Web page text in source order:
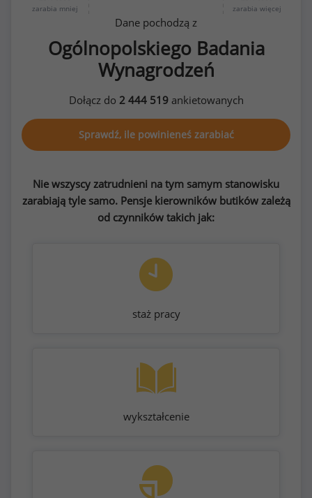
zarabia mniej
zarabia więcej
Dane pochodzą z
Ogólnopolskiego Badania
Wynagrodzeń
Dołącz do 2 444 519ankietowanych
Sprawdź, ile powinieneś zarabiać
Nie wszyscy zatrudnieni na tym samym stanowisku
zarabiają tyle samo. Pensje kierowników butików zależą
od czynników takich jak:
staż pracy
wykształcenie